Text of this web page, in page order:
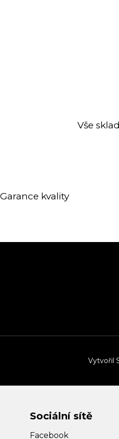
Vše
Garance kvality
Vytvořil
Sociální sítě
Facebook